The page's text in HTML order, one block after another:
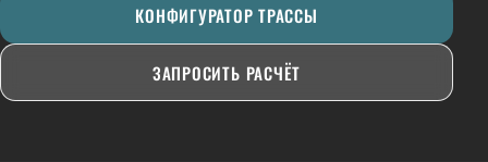
КОНФИГУРАТОР ТРАССЫ
ЗАПРОСИТЬ РАСЧЁТ